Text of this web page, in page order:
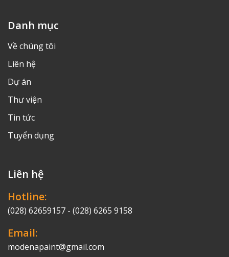
Danh mục
Về chúng tôi
Liên hệ
Dự án
Thư viện
Tin tức
Tuyển dụng
Liên hệ
Hotline:
(028) 62659157 - (028) 6265 9158
Email:
modenapaint@gmail.com